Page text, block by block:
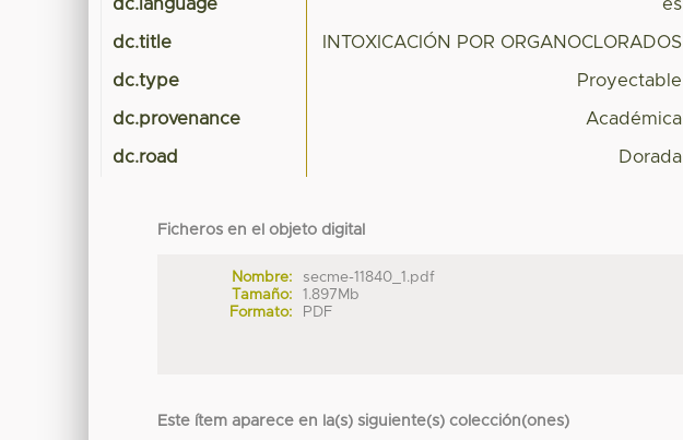
dc.language es
dc.title INTOXICACIÓN POR ORGANOCLORADOS
dc.type Proyectable
dc.provenance Académica
dc.road Dorada
Ficheros en el objeto digital
Nombre:
secme-11840_1.pdf
Tamaño:
1.897Mb
Formato:
PDF
Este ítem aparece en la(s) siguiente(s) colección(ones)